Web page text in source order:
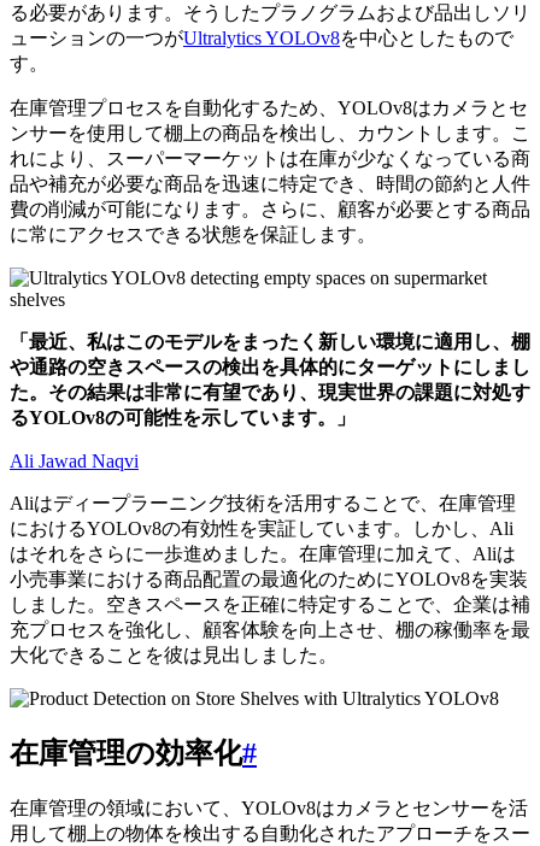
る必要があります。そうしたプラノグラムおよび品出しソリ
ューションの一つがUltralytics YOLOv8を中心としたもので
す。
在庫管理プロセスを自動化するため、YOLOv8はカメラとセ
ンサーを使用して棚上の商品を検出し、カウントします。こ
れにより、スーパーマーケットは在庫が少なくなっている商
品や補充が必要な商品を迅速に特定でき、時間の節約と人件
費の削減が可能になります。さらに、顧客が必要とする商品
に常にアクセスできる状態を保証します。
「最近、私はこのモデルをまったく新しい環境に適用し、棚
や通路の空きスペースの検出を具体的にターゲットにしまし
た。その結果は非常に有望であり、現実世界の課題に対処す
るYOLOv8の可能性を示しています。」
Ali Jawad Naqvi
Aliはディープラーニング技術を活用することで、在庫管理
におけるYOLOv8の有効性を実証しています。しかし、Ali
はそれをさらに一歩進めました。在庫管理に加えて、Aliは
小売事業における商品配置の最適化のためにYOLOv8を実装
しました。空きスペースを正確に特定することで、企業は補
充プロセスを強化し、顧客体験を向上させ、棚の稼働率を最
大化できることを彼は見出しました。
在庫管理の効率化#
在庫管理の領域において、YOLOv8はカメラとセンサーを活
用して棚上の物体を検出する自動化されたアプローチをスー